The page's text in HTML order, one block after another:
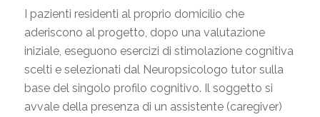
I pazienti residenti al proprio domicilio che
aderiscono al progetto, dopo una valutazione
iniziale, eseguono esercizi di stimolazione cognitiva
scelti e selezionati dal Neuropsicologo tutor sulla
base del singolo profilo cognitivo. Il soggetto si
avvale della presenza di un assistente (caregiver)